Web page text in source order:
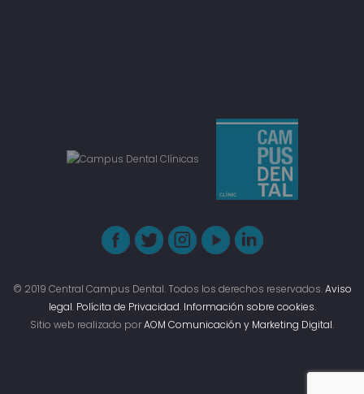
© 2019 Central Campus Dental. Todos los derechos reservados.Aviso
legal. Polícita de Privacidad. Información sobre cookies.
Sitio web realizado porAOM Comunicación y Marketing Digital.